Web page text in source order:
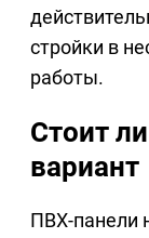
стройки в
работы.
Стоит
вариант
ПВХ-панели